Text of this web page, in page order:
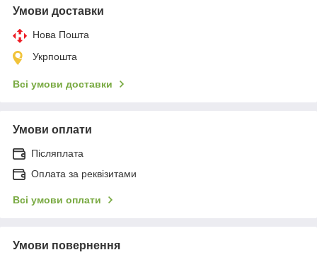
Умови доставки
Нова Пошта
Укрпошта
Всі умови доставки
Умови оплати
Післяплата
Оплата за реквізитами
Всі умови оплати
Умови повернення